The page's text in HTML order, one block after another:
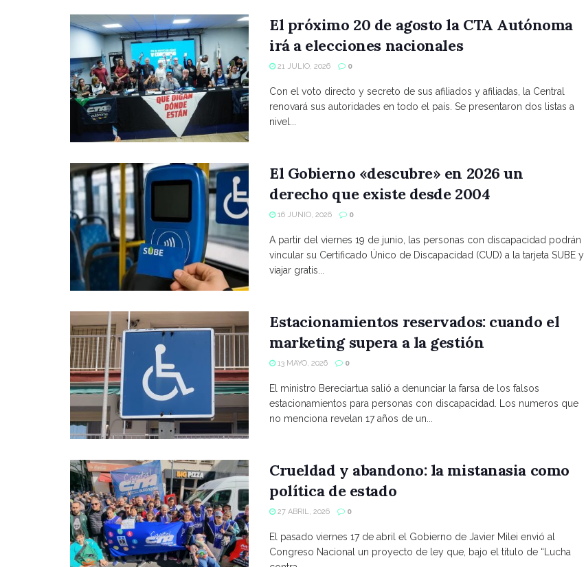
El próximo 20 de agosto la CTA Autónoma
irá a elecciones nacionales
21 JULIO, 2026 0
Con el voto directo y secreto de sus afiliados y afiliadas, la Central
renovará sus autoridades en todo el país. Se presentaron dos listas a
nivel...
El Gobierno «descubre» en 2026 un
derecho que existe desde 2004
16 JUNIO, 2026 0
A partir del viernes 19 de junio, las personas con discapacidad podrán
vincular su Certificado Único de Discapacidad (CUD) a la tarjeta SUBE y
viajar gratis...
Estacionamientos reservados: cuando el
marketing supera a la gestión
13 MAYO, 2026 0
El ministro Bereciartua salió a denunciar la farsa de los falsos
estacionamientos para personas con discapacidad. Los numeros que
no menciona revelan 17 años de un...
Crueldad y abandono: la mistanasia como
política de estado
27 ABRIL, 2026 0
El pasado viernes 17 de abril el Gobierno de Javier Milei envió al
Congreso Nacional un proyecto de ley que, bajo el título de “Lucha